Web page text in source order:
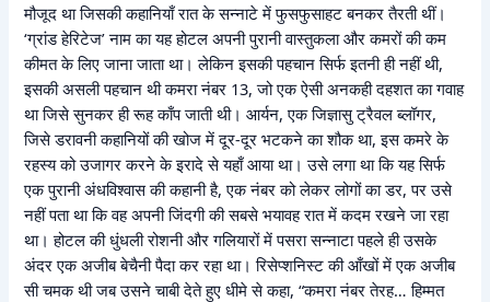
मौजूद था जिसकी कहानियाँ रात के सन्नाटे में फुसफुसाहट बनकर तैरती थीं।
‘ग्रांड हेरिटेज’ नाम का यह होटल अपनी पुरानी वास्तुकला और कमरों की कम
कीमत के लिए जाना जाता था। लेकिन इसकी पहचान सिर्फ इतनी ही नहीं थी,
इसकी असली पहचान थी कमरा नंबर 13, जो एक ऐसी अनकही दहशत का गवाह
था जिसे सुनकर ही रूह काँप जाती थी। आर्यन, एक जिज्ञासु ट्रैवल ब्लॉगर,
जिसे डरावनी कहानियों की खोज में दूर-दूर भटकने का शौक था, इस कमरे के
रहस्य को उजागर करने के इरादे से यहाँ आया था। उसे लगा था कि यह सिर्फ
एक पुरानी अंधविश्वास की कहानी है, एक नंबर को लेकर लोगों का डर, पर उसे
नहीं पता था कि वह अपनी जिंदगी की सबसे भयावह रात में कदम रखने जा रहा
था। होटल की धुंधली रोशनी और गलियारों में पसरा सन्नाटा पहले ही उसके
अंदर एक अजीब बेचैनी पैदा कर रहा था। रिसेप्शनिस्ट की आँखों में एक अजीब
सी चमक थी जब उसने चाबी देते हुए धीमे से कहा, “कमरा नंबर तेरह… हिम्मत